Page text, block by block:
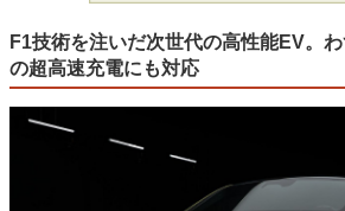
F1技術を注いだ次世代の高性能EV。
の超高速充電にも対応